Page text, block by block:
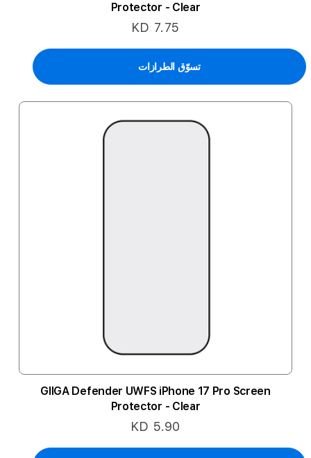
Protector - Clear
KD 7.75
تسوّق الطرازات
GIIGA Defender UWFS iPhone 17 Pro Screen
Protector - Clear
KD 5.90